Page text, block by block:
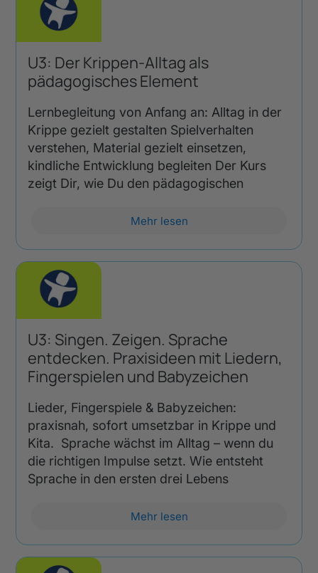
U3: Der Krippen-Alltag als
pädagogisches Element
Lernbegleitung von Anfang an: Alltag in der
Krippe gezielt gestalten Spielverhalten
verstehen, Material gezielt einsetzen,
kindliche Entwicklung begleiten Der Kurs
zeigt Dir, wie Du den pädagogischen
Mehr lesen
U3: Singen. Zeigen. Sprache
entdecken. Praxisideen mit Liedern,
Fingerspielen und Babyzeichen
Lieder, Fingerspiele & Babyzeichen:
praxisnah, sofort umsetzbar in Krippe und
Kita. Sprache wächst im Alltag – wenn du
die richtigen Impulse setzt. Wie entsteht
Sprache in den ersten drei Lebens
Mehr lesen